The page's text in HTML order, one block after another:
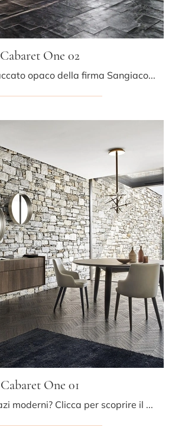
Cabaret One 02
Mobili giorno in laccato opaco della firma Sangiacomo: clicca e scopri il modello Cabaret One 02 tra le più esclusive soluzioni per il living.
Cabaret One 01
Vuoi arredare spazi moderni? Clicca per scoprire il mobile soggiorno Cabaret One 01 in legno della firma Sangiacomo!